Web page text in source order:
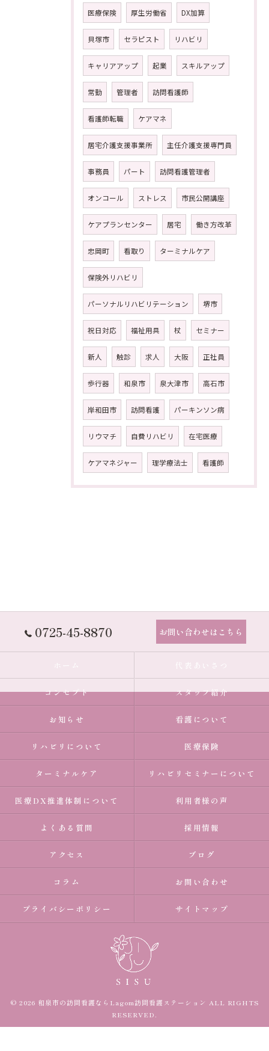
医療保険 厚生労働省 DX加算
貝塚市 セラピスト リハビリ
キャリアアップ 起業 スキルアップ
常勤 管理者 訪問看護師
看護師転職 ケアマネ
居宅介護支援事業所 主任介護支援専門員
事務員 パート 訪問看護管理者
オンコール ストレス 市民公開講座
ケアプランセンター 居宅 働き方改革
忠岡町 看取り ターミナルケア
保険外リハビリ
パーソナルリハビリテーション 堺市
祝日対応 福祉用具 杖 セミナー
新人 触診 求人 大阪 正社員
歩行器 和泉市 泉大津市 高石市
岸和田市 訪問看護 パーキンソン病
リウマチ 自費リハビリ 在宅医療
ケアマネジャー 理学療法士 看護師
0725-45-8870 お問い合わせはこちら
ホーム 代表あいさつ
コンセプト スタッフ紹介
お知らせ 看護について
リハビリについて 医療保険
ターミナルケア リハビリセミナーについて
医療DX推進体制について 利用者様の声
よくある質問 採用情報
アクセス ブログ
コラム お問い合わせ
プライバシーポリシー サイトマップ
© 2026 和泉市の訪問看護ならLagom訪問看護ステーション ALL RIGHTS
RESERVED.